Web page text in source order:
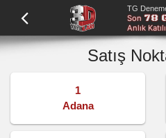
TG
Son78
Anlık
Satış
1
Adana